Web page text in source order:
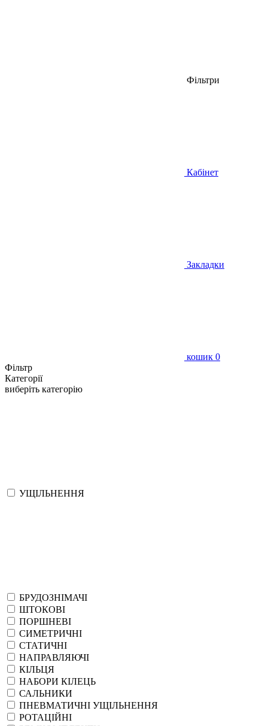
Фільтри
Кабінет
Закладки
кошик 0
Фільтр
Категорії
виберіть категорію
УЩІЛЬНЕННЯ
БРУДОЗНІМАЧІ
ШТОКОВІ
ПОРШНЕВІ
СИМЕТРИЧНІ
СТАТИЧНІ
НАПРАВЛЯЮЧІ
КІЛЬЦЯ
НАБОРИ КІЛЕЦЬ
САЛЬНИКИ
ПНЕВМАТИЧНІ УЩІЛЬНЕННЯ
РОТАЦІЙНІ